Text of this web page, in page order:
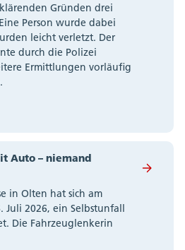
Gründen drei
Person wurde dabei
leicht verletzt. Der
durch die Polizei
Ermittlungen vorläufig
Auto – niemand
in Olten hat sich am
Juli 2026, ein Selbstunfall
Die Fahrzeuglenkerin